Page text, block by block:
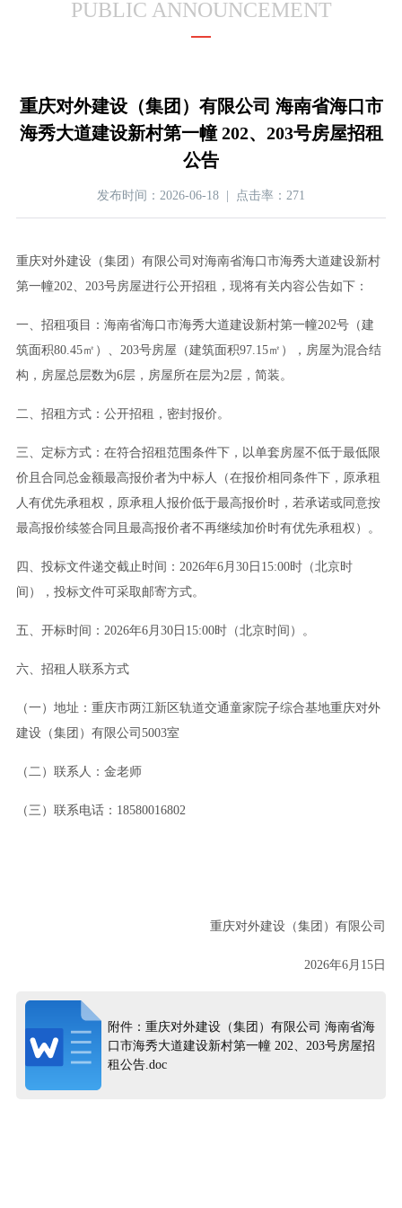
PUBLIC ANNOUNCEMENT
重庆对外建设（集团）有限公司 海南省海口市
海秀大道建设新村第一幢 202、203号房屋招租
公告
发布时间：2026-06-18 | 点击率：271
重庆对外建设（集团）有限公司对海南省海口市海秀大道建设新村
第一幢202、203号房屋进行公开招租，现将有关内容公告如下：
一、招租项目：海南省海口市海秀大道建设新村第一幢202号（建
筑面积80.45㎡）、203号房屋（建筑面积97.15㎡），房屋为混合结
构，房屋总层数为6层，房屋所在层为2层，简装。
二、招租方式：公开招租，密封报价。
三、定标方式：在符合招租范围条件下，以单套房屋不低于最低限
价且合同总金额最高报价者为中标人（在报价相同条件下，原承租
人有优先承租权，原承租人报价低于最高报价时，若承诺或同意按
最高报价续签合同且最高报价者不再继续加价时有优先承租权）。
四、投标文件递交截止时间：2026年6月30日15:00时（北京时
间），投标文件可采取邮寄方式。
五、开标时间：2026年6月30日15:00时（北京时间）。
六、招租人联系方式
（一）地址：重庆市两江新区轨道交通童家院子综合基地重庆对外
建设（集团）有限公司5003室
（二）联系人：金老师
（三）联系电话：18580016802
重庆对外建设（集团）有限公司
2026年6月15日
附件：重庆对外建设（集团）有限公司 海南省海
口市海秀大道建设新村第一幢 202、203号房屋招
租公告.doc